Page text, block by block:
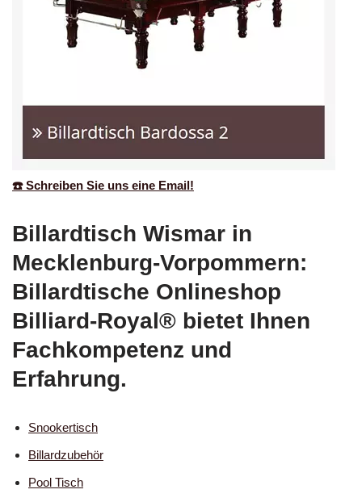
☎️ Schreiben Sie uns eine Email!
Billardtisch Wismar in
Mecklenburg-Vorpommern:
Billardtische Onlineshop
Billiard-Royal® bietet Ihnen
Fachkompetenz und
Erfahrung.
Snookertisch
Billardzubehör
Pool Tisch